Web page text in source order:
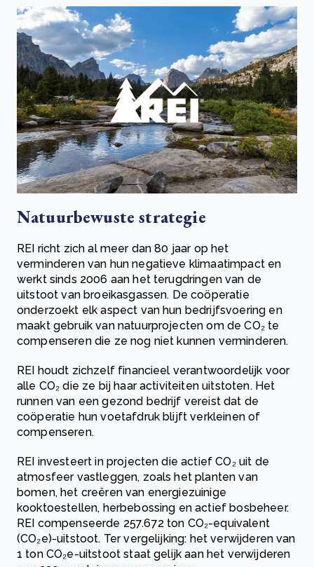
Natuurbewuste strategie
REI richt zich al meer dan 80 jaar op het
verminderen van hun negatieve klimaatimpact en
werkt sinds 2006 aan het terugdringen van de
uitstoot van broeikasgassen. De coöperatie
onderzoekt elk aspect van hun bedrijfsvoering en
maakt gebruik van natuurprojecten om de CO₂ te
compenseren die ze nog niet kunnen verminderen.
REI houdt zichzelf financieel verantwoordelijk voor
alle CO₂ die ze bij haar activiteiten uitstoten. Het
runnen van een gezond bedrijf vereist dat de
coöperatie hun voetafdruk blijft verkleinen of
compenseren.
REI investeert in projecten die actief CO₂ uit de
atmosfeer vastleggen, zoals het planten van
bomen, het creëren van energiezuinige
kooktoestellen, herbebossing en actief bosbeheer.
REI compenseerde 257.672 ton CO₂-equivalent
(CO₂e)-uitstoot. Ter vergelijking: het verwijderen van
1 ton CO₂e-uitstoot staat gelijk aan het verwijderen